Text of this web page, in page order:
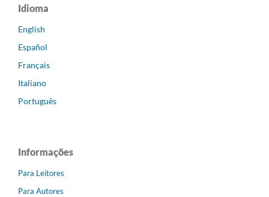
Idioma
English
Español
Français
Italiano
Português
Informações
Para Leitores
Para Autores